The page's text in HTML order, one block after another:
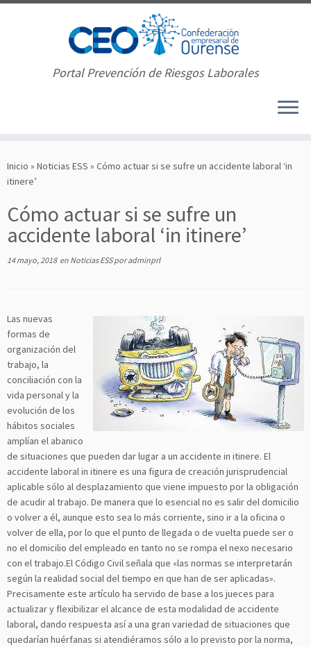
contenido
Portal Prevención de Riesgos Laborales
Inicio » Noticias ESS » Cómo actuar si se sufre un accidente laboral ‘in
itinere’
Cómo actuar si se sufre un
accidente laboral ‘in itinere’
14 mayo, 2018en Noticias ESSporadminprl
Las nuevas
formas de
organización del
trabajo, la
conciliación con la
vida personal y la
evolución de los
hábitos sociales
amplían el abanico
de situaciones que pueden dar lugar a un accidente in itinere. El
accidente laboral in itinere es una figura de creación jurisprudencial
aplicable sólo al desplazamiento que viene impuesto por la obligación
de acudir al trabajo. De manera que lo esencial no es salir del domicilio
o volver a él, aunque esto sea lo más corriente, sino ir a la oficina o
volver de ella, por lo que el punto de llegada o de vuelta puede ser o
no el domicilio del empleado en tanto no se rompa el nexo necesario
con el trabajo.El Código Civil señala que «las normas se interpretarán
según la realidad social del tiempo en que han de ser aplicadas».
Precisamente este artículo ha servido de base a los jueces para
actualizar y flexibilizar el alcance de esta modalidad de accidente
laboral, dando respuesta así a una gran variedad de situaciones que
quedarían huérfanas si atendiéramos sólo a lo previsto por la norma,